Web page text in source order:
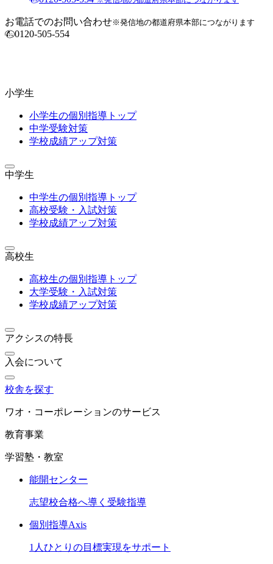
お電話でのお問い合わせ※発信地の都道府県本部につながります
0120-505-554
小学生
小学生の個別指導トップ
中学受験対策
学校成績アップ対策
中学生
中学生の個別指導トップ
高校受験・入試対策
学校成績アップ対策
高校生
高校生の個別指導トップ
大学受験・入試対策
学校成績アップ対策
アクシスの特長
入会について
校舎を探す
ワオ・コーポレーションのサービス
教育事業
学習塾・教室
能開センター
志望校合格へ導く受験指導
個別指導Axis
1人ひとりの目標実現をサポート